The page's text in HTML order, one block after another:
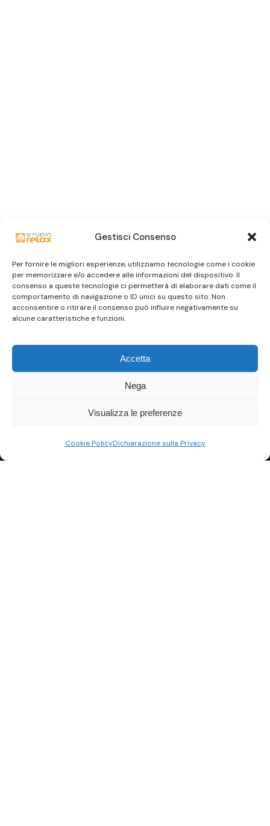
Gestisci Consenso
Per fornire le migliori esperienze, utilizziamo tecnologie come i cookie
per memorizzare e/o accedere alle informazioni del dispositivo. Il
consenso a queste tecnologie ci permetterà di elaborare dati come il
comportamento di navigazione o ID unici su questo sito. Non
acconsentire o ritirare il consenso può influire negativamente su
alcune caratteristiche e funzioni.
Accetta
Nega
Visualizza le preferenze
Cookie PolicyDichiarazione sulla Privacy
StudioRelax è il Cloud pensato per studi professionali
semplice e continuo.